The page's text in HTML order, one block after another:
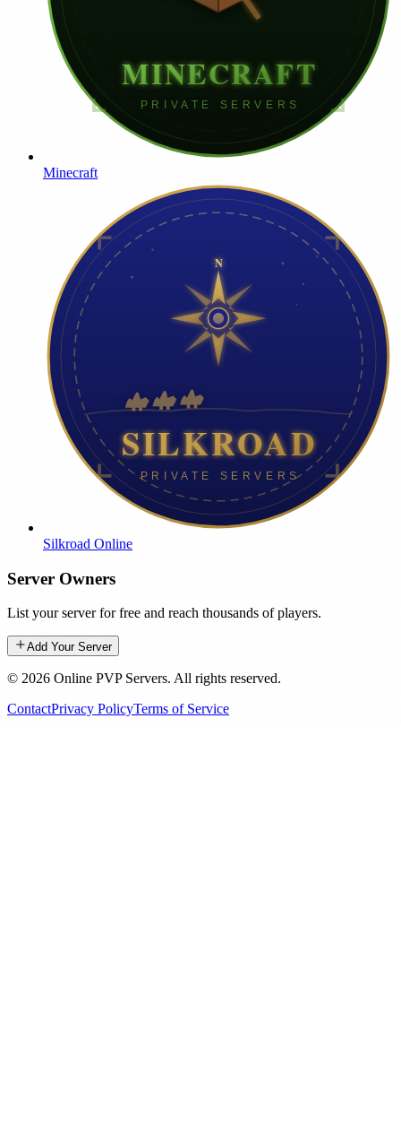
Minecraft
Silkroad Online
Server Owners
List your server for free and reach thousands of players.
Add Your Server
© 2026 Online PVP Servers. All rights reserved.
ContactPrivacy PolicyTerms of Service